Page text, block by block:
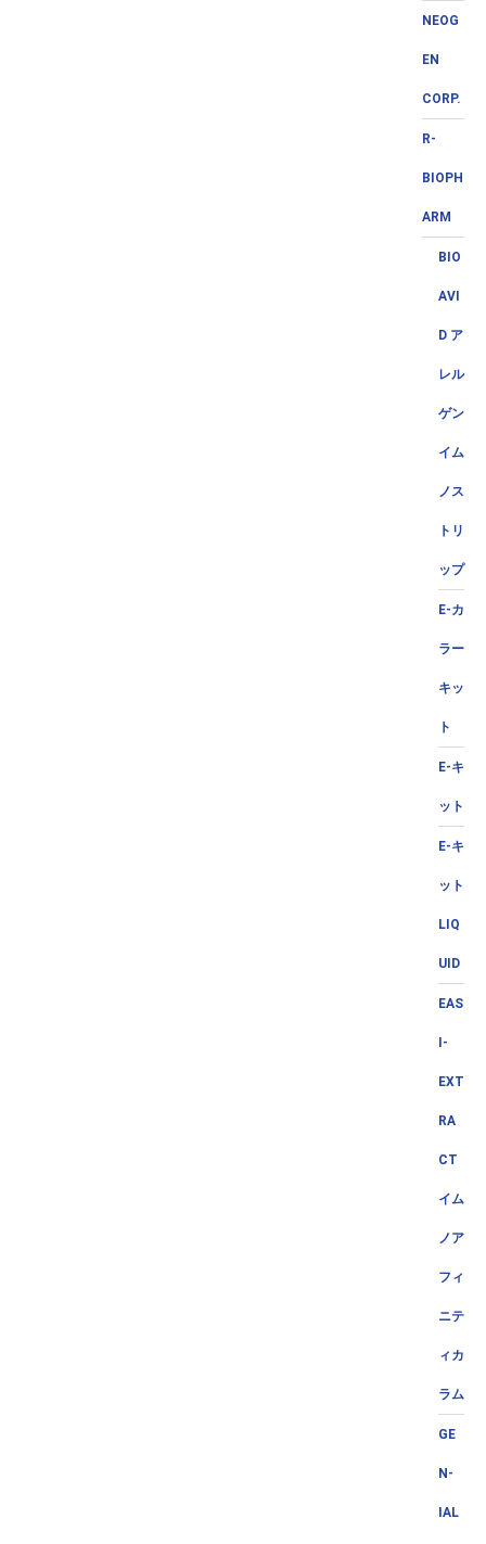
NEOG
EN
CORP.
R-
BIOPH
ARM
BIO
AVI
D ア
レル
ゲン
イム
ノス
トリ
ップ
E-カ
ラー
キッ
ト
E-キ
ット
E-キ
ット
LIQ
UID
EAS
I-
EXT
RA
CT
イム
ノア
フィ
ニテ
ィカ
ラム
GE
N-
IAL